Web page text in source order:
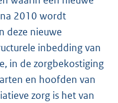
2010 wordt
deze nieuwe
inbedding van
in de zorgbekostiging
en hoofden van
zorg is het van